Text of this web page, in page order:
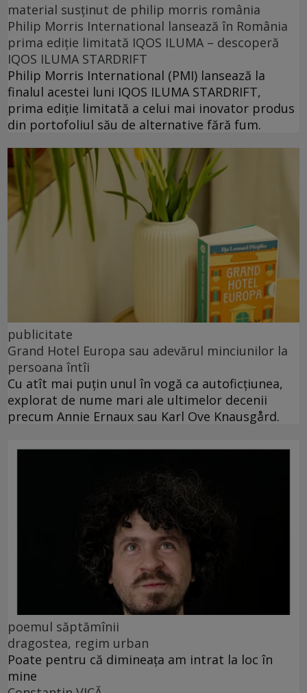
material susținut de philip morris românia
Philip Morris International lansează în România
prima ediție limitată IQOS ILUMA – descoperă
IQOS ILUMA STARDRIFT
Philip Morris International (PMI) lansează la
finalul acestei luni IQOS ILUMA STARDRIFT,
prima ediție limitată a celui mai inovator produs
din portofoliul său de alternative fără fum.
publicitate
Grand Hotel Europa sau adevărul minciunilor la
persoana întîi
Cu atît mai puțin unul în vogă ca autoficțiunea,
explorat de nume mari ale ultimelor decenii
precum Annie Ernaux sau Karl Ove Knausgård.
poemul săptămînii
dragostea, regim urban
Poate pentru că dimineața am intrat la loc în
mine